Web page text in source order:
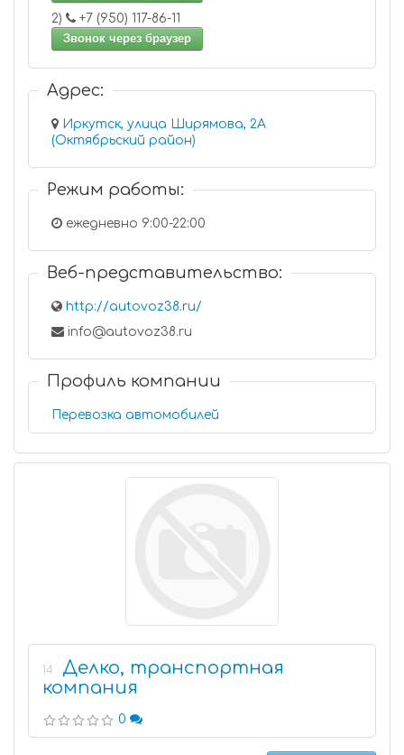
2)
+7 (950) 117-86-11
Звонок через браузер
Адрес:
Иркутск, улица Ширямова, 2А
(Октябрьский район)
Режим работы:
ежедневно 9:00-22:00
Веб-представительство:
http://autovoz38.ru/
info@autovoz38.ru
Профиль компании
Перевозка автомобилей
14
Делко, транспортная
компания
0